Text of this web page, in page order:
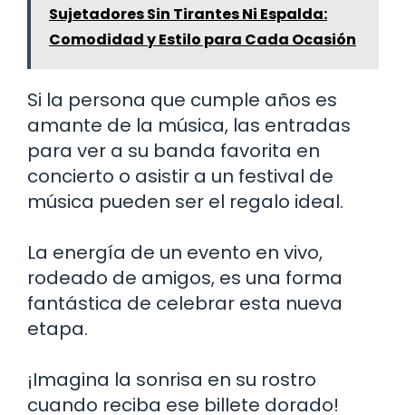
Sujetadores Sin Tirantes Ni Espalda:
Comodidad y Estilo para Cada Ocasión
Si la persona que cumple años es
amante de la música, las entradas
para ver a su banda favorita en
concierto o asistir a un festival de
música pueden ser el regalo ideal.
La energía de un evento en vivo,
rodeado de amigos, es una forma
fantástica de celebrar esta nueva
etapa.
¡Imagina la sonrisa en su rostro
cuando reciba ese billete dorado!